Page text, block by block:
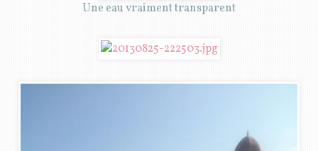
Une eau vraiment transparent